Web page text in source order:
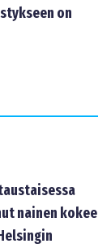
on
nainen kokee